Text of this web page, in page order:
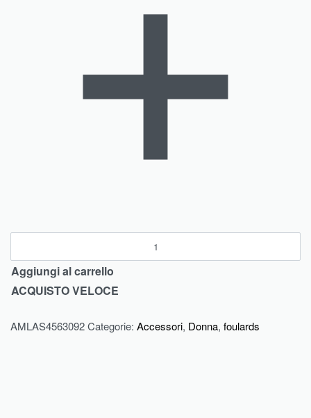
Aggiungi al carrello
ACQUISTO VELOCE
AMLAS4563092Categorie: Accessori, Donna, foulards